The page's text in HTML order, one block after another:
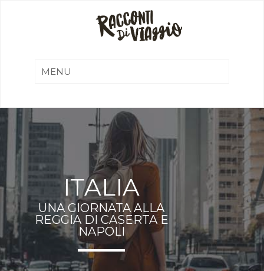
ITALIA
UNA GIORNATA ALLA
REGGIA DI CASERTA E
NAPOLI